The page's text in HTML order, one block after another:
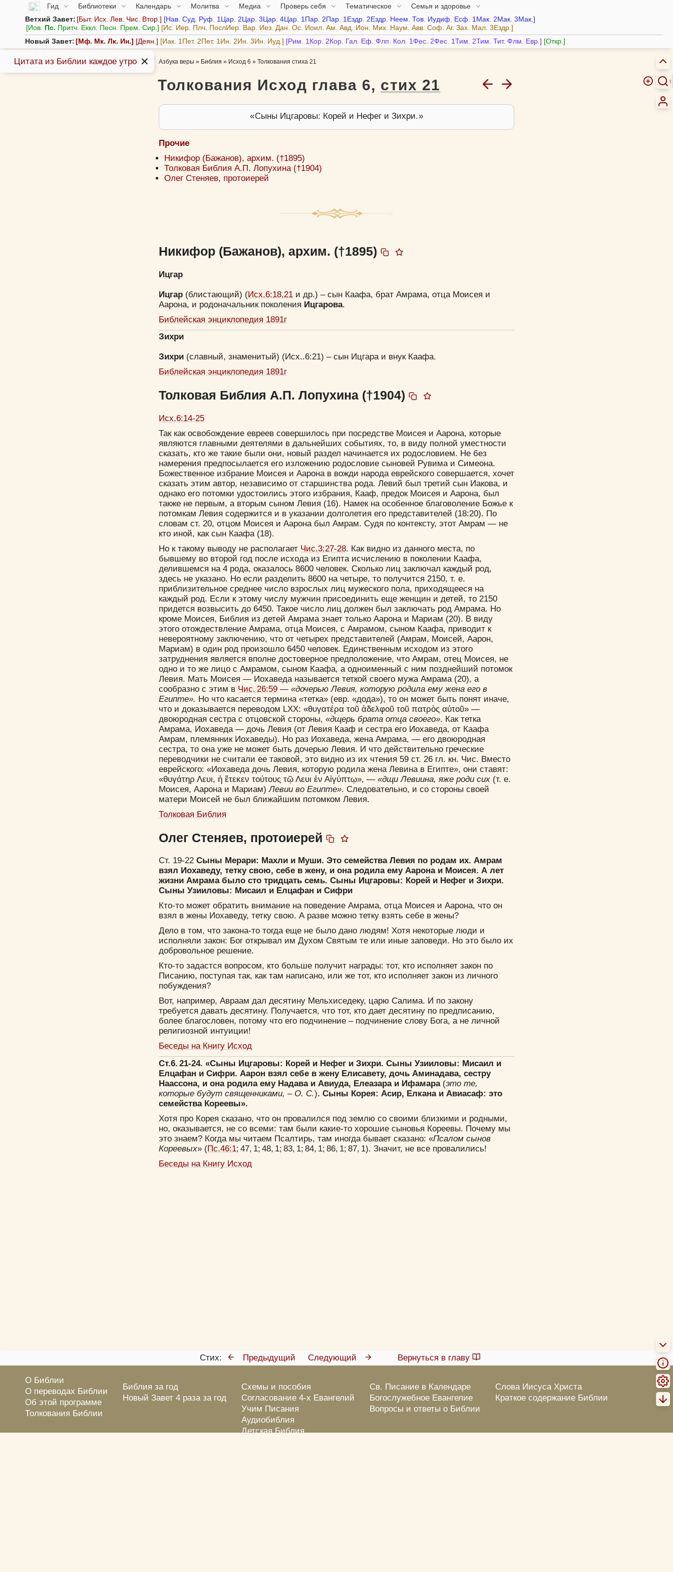
Гид Библиотеки Календарь Молитва Медиа Проверь себя Тематическое
Семья и здоровье
Ветхий Завет: Быт. Исх. Лев. Чис. Втор. Нав. Суд. Руф. 1Цар. 2Цар. 3Цар. 4Цар. 1Пар. 2Пар. 1Ездр. 2Ездр. Неем. Тов. Иудиф. Есф. 1Мак. 2Мак. 3Мак.
Иов. Пс. Притч. Еккл. Песн. Прем. Сир. Ис. Иер. Плч. ПослИер. Вар. Иез. Дан. Ос. Иоил. Ам. Авд. Ион. Мих. Наум. Авв. Соф. Аг. Зах. Мал. 3Ездр.
Новый Завет: Мф. Мк. Лк. Ин. Деян. Иак. 1Пет. 2Пет. 1Ин. 2Ин. 3Ин. Иуд. Рим. 1Кор. 2Кор. Гал. Еф. Флп. Кол. 1Фес. 2Фес. 1Тим. 2Тим. Тит. Флм. Евр. Откр.
Азбука веры » Библия » Исход 6 » Толкования стиха 21
Толкования Исход глава 6, стих 21
Сыны Ицгаровы: Корей и Нефег и Зихри.
Прочие
Никифор (Бажанов), архим. (†1895)
Толковая Библия А.П. Лопухина (†1904)
Олег Стеняев, протоиерей
Никифор (Бажанов), архим. (†1895)
Ицгар
Ицгар (блистающий) (Исх.6:18,21 и др.) – сын Каафа, брат Амрама, отца Моисея и
Аарона, и родоначальник поколения Ицгарова.
Библейская энциклопедия 1891г
Зихри
Зихри (славный, знаменитый) (Исх..6:21) – сын Ицгара и внук Каафа.
Библейская энциклопедия 1891г
Толковая Библия А.П. Лопухина (†1904)
Исх.6:14-25
Так как освобождение евреев совершилось при посредстве Моисея и Аарона, которые
являются главными деятелями в дальнейших событиях, то, в виду полной уместности
сказать, кто же такие были они, новый раздел начинается их родословием. Не без
намерения предпосылается его изложению родословие сыновей Рувима и Симеона.
Божественное избрание Моисея и Аарона в вожди народа еврейского совершается, хочет
сказать этим автор, независимо от старшинства рода. Левий был третий сын Иакова, и
однако его потомки удостоились этого избрания, Кааф, предок Моисея и Аарона, был
также не первым, а вторым сыном Левия (16). Намек на особенное благоволение Божье к
потомкам Левия содержится и в указании долголетия его представителей (18:20). По
словам ст. 20, отцом Моисея и Аарона был Амрам. Судя по контексту, этот Амрам — не
кто иной, как сын Каафа (18).
Но к такому выводу не располагает Чис.3:27-28. Как видно из данного места, по
бывшему во второй год после исхода из Египта исчислению в поколении Каафа,
делившемся на 4 рода, оказалось 8600 человек. Сколько лиц заключал каждый род,
здесь не указано. Но если разделить 8600 на четыре, то получится 2150, т. е.
приблизительное среднее число взрослых лиц мужеского пола, приходящееся на
каждый род. Если к этому числу мужчин присоединить еще женщин и детей, то 2150
придется возвысить до 6450. Такое число лиц должен был заключать род Амрама. Но
кроме Моисея, Библия из детей Амрама знает только Аарона и Мариам (20). В виду
этого отождествление Амрама, отца Моисея, с Амрамом, сыном Каафа, приводит к
невероятному заключению, что от четырех представителей (Амрам, Моисей, Аарон,
Мариам) в один род произошло 6450 человек. Единственным исходом из этого
затруднения является вполне достоверное предположение, что Амрам, отец Моисея, не
одно и то же лицо с Амрамом, сыном Каафа, а одноименный с ним позднейший потомок
Левия. Мать Моисея — Иохаведа называется теткой своего мужа Амрама (20), а
сообразно с этим в Чис. 26:59 — «дочерью Левия, которую родила ему жена его в
Египте». Но что касается термина «тетка» (евр. «дода»), то он может быть понят иначе,
что и доказывается переводом LXX: «θυγατέρα τοῦ ἀδελφοῦ τοῦ πατρὸς αὐτοῦ» —
двоюродная сестра с отцовской стороны, «дщерь брата отца своего». Как тетка
Амрама, Иохаведа — дочь Левия (от Левия Кааф и сестра его Иохаведа, от Каафа
Амрам, племянник Иохаведы). Но раз Иохаведа, жена Амрама, — его двоюродная
сестра, то она уже не может быть дочерью Левия. И что действительно греческие
переводчики не считали ее таковой, это видно из их чтения 59 ст. 26 гл. кн. Чис. Вместо
еврейского: «Иохаведа дочь Левия, которую родила жена Левина в Египте», они ставят:
«θυγάτηρ Λευι, ἡ ἔτεκεν τούτους τῷ Λευι ἐν Αἰγύπτῳ», — «дщи Левиина, яже роди сих (т. е.
Моисея, Аарона и Мариам)Левии во Египте». Следовательно, и со стороны своей
матери Моисей не был ближайшим потомком Левия.
Толковая Библия
Олег Стеняев, протоиерей
Ст. 19-22 Сыны Мерари: Махли и Муши. Это семейства Левия по родам их. Амрам
взял Иохаведу, тетку свою, себе в жену, и она родила ему Аарона и Моисея. А лет
жизни Амрама было сто тридцать семь. Сыны Ицгаровы: Корей и Нефег и Зихри.
Сыны Узииловы: Мисаил и Елцафан и Сифри
Кто-то может обратить внимание на поведение Амрама, отца Моисея и Аарона, что он
взял в жены Иохаведу, тетку свою. А разве можно тетку взять себе в жены?
Дело в том, что закона-то тогда еще не было дано людям! Хотя некоторые люди и
исполняли закон: Бог открывал им Духом Святым те или иные заповеди. Но это было их
добровольное решение.
Кто-то задастся вопросом, кто больше получит награды: тот, кто исполняет закон по
Писанию, поступая так, как там написано, или же тот, кто исполняет закон из личного
побуждения?
Вот, например, Авраам дал десятину Мельхиседеку, царю Салима. И по закону
требуется давать десятину. Получается, что тот, кто дает десятину по предписанию,
более благословен, потому что его подчинение – подчинение слову Бога, а не личной
религиозной интуиции!
Беседы на Книгу Исход
Ст.6. 21-24. «Сыны Ицгаровы: Корей и Нефег и Зихри. Сыны Узииловы: Мисаил и
Елцафан и Сифри. Аарон взял себе в жену Елисавету, дочь Аминадава, сестру
Наассона, и она родила ему Надава и Авиуда, Елеазара и Ифамара (это те,
которые будут священниками, – О. С.). Сыны Корея: Асир, Елкана и Авиасаф: это
семейства Кореевы».
Хотя про Корея сказано, что он провалился под землю со своими близкими и родными,
но, оказывается, не со всеми: там были какие-то хорошие сыновья Кореевы. Почему мы
это знаем? Когда мы читаем Псалтирь, там иногда бывает сказано: «Псалом сынов
Кореевых» (Пс.46:1; 47, 1; 48, 1; 83, 1; 84, 1; 86, 1; 87, 1). Значит, не все провалились!
Беседы на Книгу Исход
Стих: Предыдущий Следующий Вернуться в главу
О Библии
О переводах Библии
Об этой программе
Толкования Библии
Библия за год
Новый Завет 4 раза за год
Схемы и пособия
Согласование 4-х Евангелий
Учим Писания
Аудиобиблия
Детская Библия
Св. Писание в Календаре
Богослужебное Евангелие
Вопросы и ответы о Библии
Слова Иисуса Христа
Краткое содержание Библии
Прятать Компактная
Хорошо
Да
Нет
Вход
Регистрация
Цвет:
Удалить Сохранить
Цитата из Библии каждое утро ✕